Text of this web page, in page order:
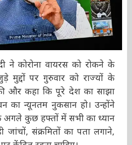
ने कोरोना वायरस को रोकने के
मुद्दों पर गुरुवार को राज्यों के
और कहा कि पूरे देश का साझा
का न्यूनतम नुकसान हो। उन्होंने
अगले कुछ हफ्तों में सभी का
जुड़ी जांचों, संक्रमितों का पता
पर केंद्रित रहना चाहिए।